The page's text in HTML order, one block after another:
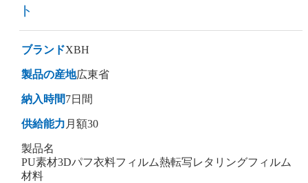
ト
ブランドXBH
製品の産地広東省
納入時間7日間
供給能力 月額30
製品名
PU素材3Dパフ衣料フィルム熱転写レタリングフィルム
材料